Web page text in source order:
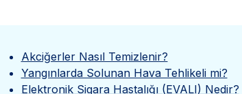
Akciğerler Nasıl Temizlenir?
Yangınlarda Solunan Hava Tehlikeli mi?
Elektronik Sigara Hastalığı (EVALI) Nedir?